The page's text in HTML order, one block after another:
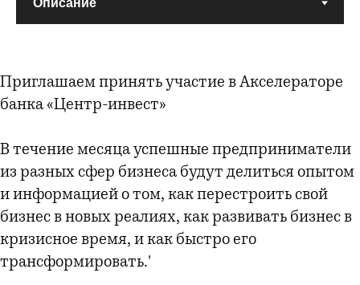
Приглашаем принять участие в Акселераторе
банка «Центр-инвест»
В течение месяца успешные предприниматели
из разных сфер бизнеса будут делиться опытом
и информацией о том, как перестроить свой
бизнес в новых реалиях, как развивать бизнес в
кризисное время, и как быстро его
трансформировать.'